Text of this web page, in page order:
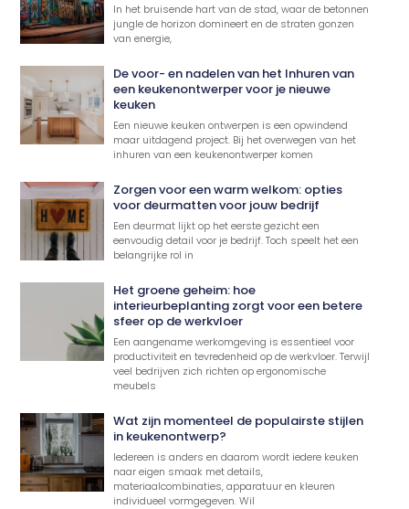
In het bruisende hart van de stad, waar de betonnen
jungle de horizon domineert en de straten gonzen
van energie,
De voor- en nadelen van het Inhuren van
een keukenontwerper voor je nieuwe
keuken
Een nieuwe keuken ontwerpen is een opwindend
maar uitdagend project. Bij het overwegen van het
inhuren van een keukenontwerper komen
Zorgen voor een warm welkom: opties
voor deurmatten voor jouw bedrijf
Een deurmat lijkt op het eerste gezicht een
eenvoudig detail voor je bedrijf. Toch speelt het een
belangrijke rol in
Het groene geheim: hoe
interieurbeplanting zorgt voor een betere
sfeer op de werkvloer
Een aangename werkomgeving is essentieel voor
productiviteit en tevredenheid op de werkvloer. Terwijl
veel bedrijven zich richten op ergonomische
meubels
Wat zijn momenteel de populairste stijlen
in keukenontwerp?
Iedereen is anders en daarom wordt iedere keuken
naar eigen smaak met details,
materiaalcombinaties, apparatuur en kleuren
individueel vormgegeven. Wil